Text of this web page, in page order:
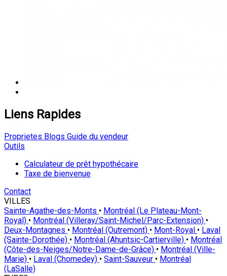
Liens Rapides
Proprietes Blogs Guide du vendeur
Outils
Calculateur de prêt hypothécaire
Taxe de bienvenue
Contact
VILLES
Sainte-Agathe-des-Monts • Montréal (Le Plateau-Mont-
Royal) • Montréal (Villeray/Saint-Michel/Parc-Extension) •
Deux-Montagnes • Montréal (Outremont) • Mont-Royal • Laval
(Sainte-Dorothée) • Montréal (Ahuntsic-Cartierville) • Montréal
(Côte-des-Neiges/Notre-Dame-de-Grâce) • Montréal (Ville-
Marie) • Laval (Chomedey) • Saint-Sauveur • Montréal
(LaSalle)